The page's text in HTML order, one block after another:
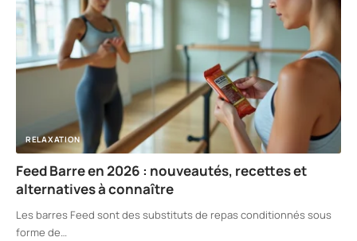
RELAXATION
Feed Barre en 2026 : nouveautés, recettes et
alternatives à connaître
Les barres Feed sont des substituts de repas conditionnés sous
forme de